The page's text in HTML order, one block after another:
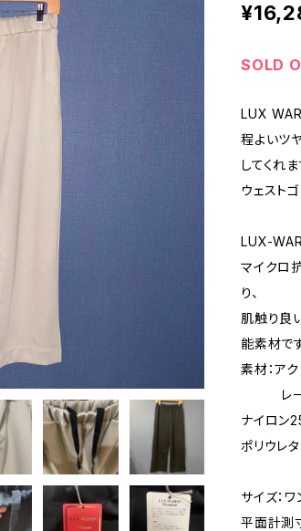
SOLD
LUX
程よいツ
してくれま
ウェスト
LUX-
マイクロ
り、
肌触り良
能素材です
素材：ア
レー
ナイロン
ポリウレ
サイズ：
平面計測